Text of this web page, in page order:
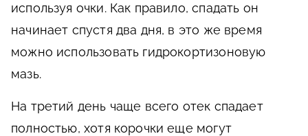
используя очки. Как правило, спадать он
начинает спустя два дня, в это же время
можно использовать гидрокортизоновую
мазь.
На третий день чаще всего отек спадает
полностью, хотя корочки еще могут